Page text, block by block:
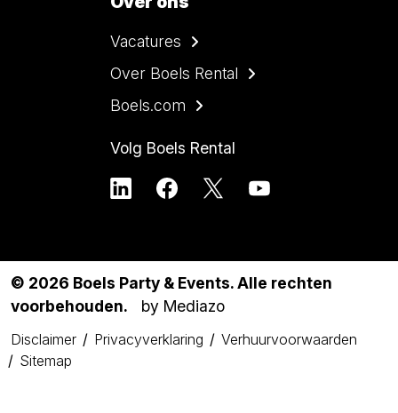
Vacatures
Over Boels Rental
Boels.com
Volg Boels Rental
© 2026 Boels Party & Events. Alle rechten
voorbehouden.
by Mediazo
Disclaimer Privacyverklaring
Verhuurvoorwaarden
Sitemap